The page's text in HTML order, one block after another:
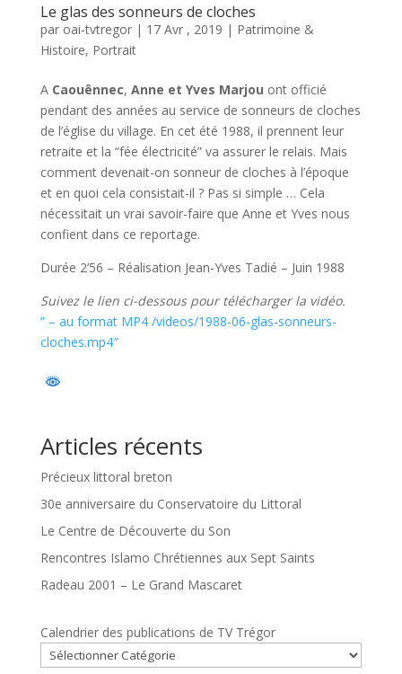
Le glas des sonneurs de cloches
par oai-tvtregor| 17 Avr , 2019 | Patrimoine &
Histoire, Portrait
A Caouênnec, Anne et Yves Marjou ont officié
pendant des années au service de sonneurs de cloches
de l’église du village. En cet été 1988, il prennent leur
retraite et la “fée électricité” va assurer le relais. Mais
comment devenait-on sonneur de cloches à l’époque
et en quoi cela consistait-il ? Pas si simple … Cela
nécessitait un vrai savoir-faire que Anne et Yves nous
confient dans ce reportage.
Durée 2’56 – Réalisation Jean-Yves Tadié – Juin 1988
Suivez le lien ci-dessous pour télécharger la vidéo.
” – au format MP4 /videos/1988-06-glas-sonneurs-
cloches.mp4″
Articles récents
Précieux littoral breton
30e anniversaire du Conservatoire du Littoral
Le Centre de Découverte du Son
Rencontres Islamo Chrétiennes aux Sept Saints
Radeau 2001 – Le Grand Mascaret
Calendrier des publications de TV Trégor